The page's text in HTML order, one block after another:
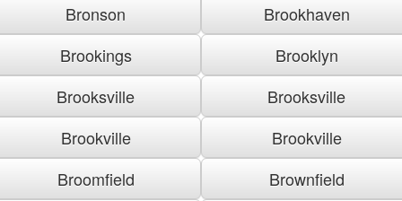
Bronson
Brookhaven
Brookings
Brooklyn
Brooksville
Brooksville
Brookville
Brookville
Broomfield
Brownfield